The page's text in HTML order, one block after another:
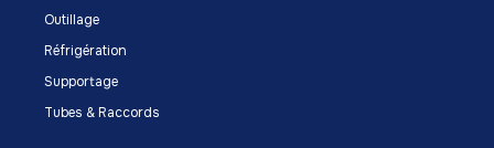
Outillage
Réfrigération
Supportage
Tubes & Raccords